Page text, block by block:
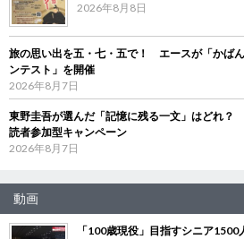
2026年8月8日
旅の思い出を五・七・五で！ エースが「かば
ンテスト」を開催
2026年8月7日
東野圭吾が選んだ「記憶に残る一文」はどれ
読者参加型キャンペーン
2026年8月7日
動画
「100歳現役」目指すシニア